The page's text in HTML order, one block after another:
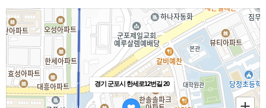
경기 군포시 한세로12번길 20